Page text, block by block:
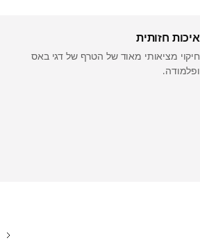
איכות חזותית
חיקוי מציאותי מאוד של הטרף של דגי באס
ופלמודה.